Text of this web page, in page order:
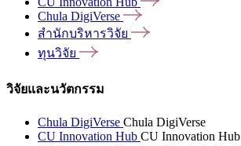
Chula DigiVerse
สำนักบริหารวิจัย
ทุนวิจัย
วิจัยและนวัตกรรม
Chula DigiVerse Chula DigiVerse
CU Innovation Hub CU Innovation Hub